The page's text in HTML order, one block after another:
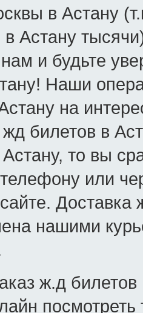
в Астану
Астану
и будьте
Наши
на
жд билетов в
то вы
или
Доставка
нашими
ж.д билетов
посмотреть